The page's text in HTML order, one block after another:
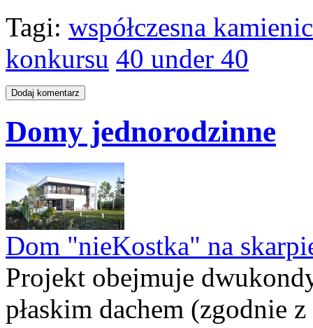
Tagi: współczesna
konkursu 40 under 40
Domy jednorodzinne
Dom "nieKostka" na
Projekt obejmuje
płaskim dachem (zgodnie